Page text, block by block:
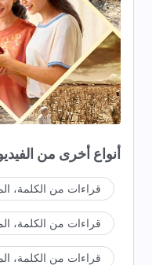
أنواع أخرى من
قراءات من الكلمة، المجلد 1: ظهور
قراءات من الكلمة، المجلد 3: أحاديث مسيح
قراءات من الكلمة، المجلد 5: مسؤوليات القادة